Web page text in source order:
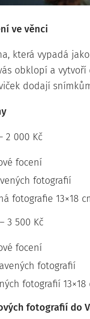
ve věnci
která vypadá
obklopí a
dodají
2 000 Kč
focení
fotografií
fotografie 13×18
3 500 Kč
focení
fotografií
fotografií 13×18
fotografií do